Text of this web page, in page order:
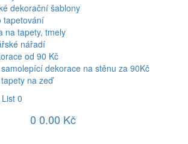
dekorační šablony
tapetování
na tapety, tmely
nářadí
od 90 Kč
dekorace na stěnu za 90Kč
na zeď
0
0 0.00 Kč